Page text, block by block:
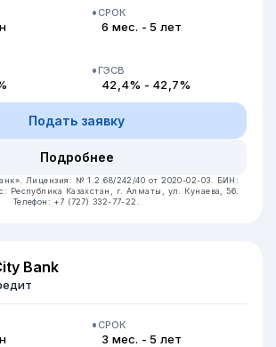
СРОК
6 мес. - 5 лет
ГЭСВ
42,4% - 42,7%
Подать заявку
Подробнее
Лицензия: № 1.2.68/242/40 от 2020-02-03.
БИН:
Республика Казахстан, г. Алматы, ул. Кунаева, 56.
Телефон: +7 (727) 332-77-22.
Bank
СРОК
3 мес. - 5 лет